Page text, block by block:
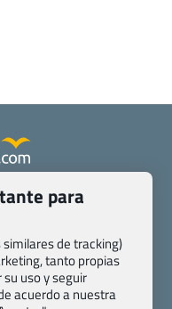
Contacto
específicas
de agencias
generales
Transparencia
para
de tracking)
tanto propias
uso y seguir
acuerdo a nuestra